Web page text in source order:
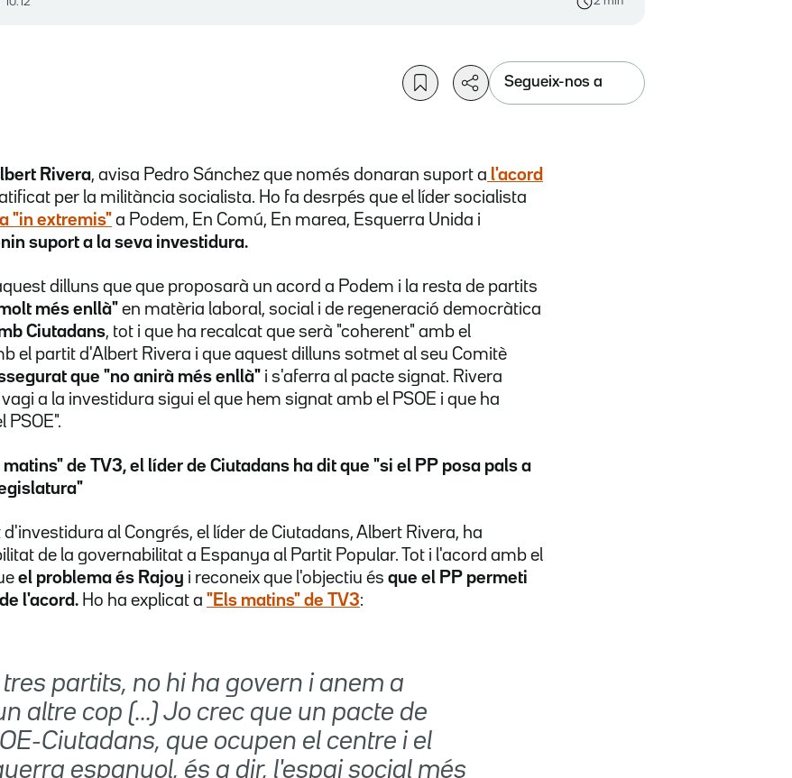
Segueix-nos a
Rivera, avisa Pedro Sánchez que només donaran suport a l'acord
per la militància socialista. Ho fa desrpés que el líder socialista
"in extremis" a Podem, En Comú, En marea, Esquerra Unida i
suport a la seva investidura.
dilluns que que proposarà un acord a Podem i la resta de partits
més enllà" en matèria laboral, social i de regeneració democràtica
Ciutadans, tot i que ha recalcat que serà "coherent" amb el
el partit d'Albert Rivera i que aquest dilluns sotmet al seu Comitè
que "no anirà més enllà" i s'aferra al pacte signat. Rivera
a la investidura sigui el que hem signat amb el PSOE i que ha
de TV3, el líder de Ciutadans ha dit que "si el PP posa pals a
al Congrés, el líder de Ciutadans, Albert Rivera, ha
de la governabilitat a Espanya al Partit Popular. Tot i l'acord amb el
el problema és Rajoy i reconeix que l'objectiu és que el PP permeti
l'acord. Ho ha explicat a "Els matins" de TV3:
partits, no hi ha govern i anem a
altre cop (...) Jo crec que un pacte de
Ciutadans, que ocupen el centre i el
espanyol, és a dir, l'espai social més